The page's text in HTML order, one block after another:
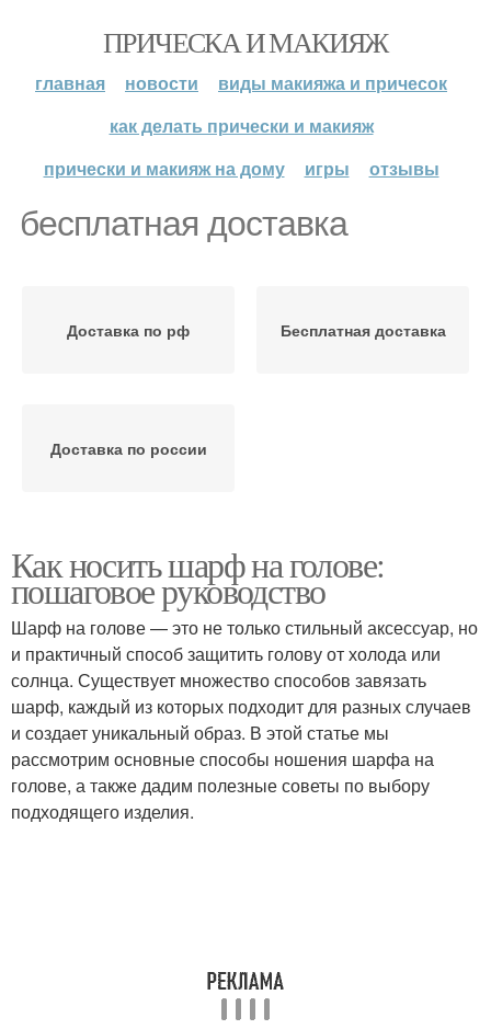
ПРИЧЕСКА И МАКИЯЖ
главная новости
виды макияжа и причесок
как делать прически и макияж
прически и макияж на дому
игры отзывы
бесплатная доставка
Доставка по рф Бесплатная доставка
Доставка по россии
Как носить шарф на голове:
пошаговое руководство
Шарф на голове — это не только стильный аксессуар, но
и практичный способ защитить голову от холода или
солнца. Существует множество способов завязать
шарф, каждый из которых подходит для разных случаев
и создает уникальный образ. В этой статье мы
рассмотрим основные способы ношения шарфа на
голове, а также дадим полезные советы по выбору
подходящего изделия.